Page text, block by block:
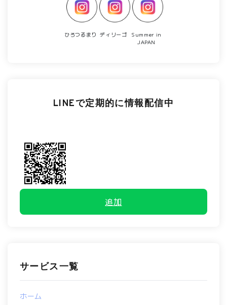
ひろつるまり ディリーゴ
Summer in
JAPAN
LINEで定期的に情報配信中
追加
サービス一覧
ホーム